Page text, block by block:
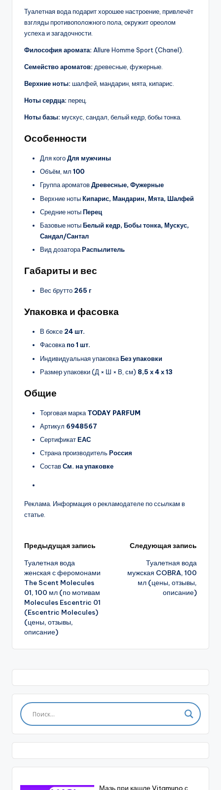
Туалетная вода подарит хорошее настроение, привлечёт
взгляды противоположного пола, окружит ореолом
успеха и загадочности.
Философия аромата: Allure Homme Sport (Chanel).
Семейство ароматов: древесные, фужерные.
Верхние ноты: шалфей, мандарин, мята, кипарис.
Ноты сердца: перец.
Ноты базы: мускус, сандал, белый кедр, бобы тонка.
Особенности
Для когоДля мужчины
Объём, мл 100
Группа ароматовДревесные, Фужерные
Верхние нотыКипарис, Мандарин, Мята, Шалфей
Средние нотыПерец
Базовые нотыБелый кедр, Бобы тонка, Мускус,
Сандал/Сантал
Вид дозатораРаспылитель
Габариты и вес
Вес брутто 265 г
Упаковка и фасовка
В боксе 24 шт.
Фасовкапо 1 шт.
Индивидуальная упаковкаБез упаковки
Размер упаковки (Д × Ш × В, см) 8,5 х 4 х 13
Общие
Торговая марка TODAY PARFUM
Артикул 6948567
СертификатЕАС
Страна производительРоссия
СоставСм. на упаковке
Реклама. Информация о рекламодателе по ссылкам в
статье.
Навигация
записи
Предыдущая запись
Туалетная вода
женская с феромонами
The Scent Molecules
01, 100 мл (по мотивам
Molecules Escentric 01
(Escentric Molecules)
(цены, отзывы,
описание)
Следующая запись
Туалетная вода
мужская COBRA, 100
мл (цены, отзывы,
описание)
Мазь при кашле Vitamuno с